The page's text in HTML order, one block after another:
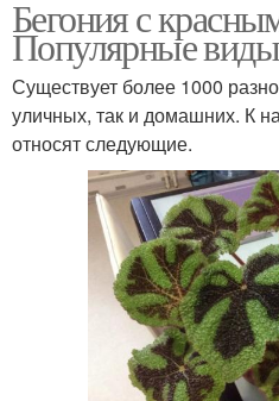
Бегония с
Популярные
Существует более 1000
уличных, так и домашних. К
относят следующие.